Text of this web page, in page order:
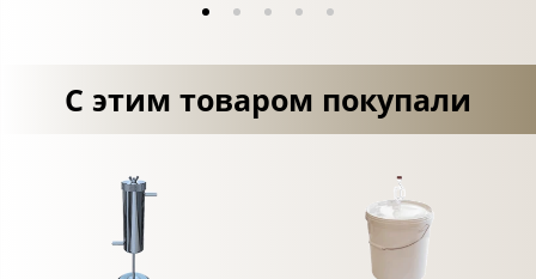
С этим товаром покупали